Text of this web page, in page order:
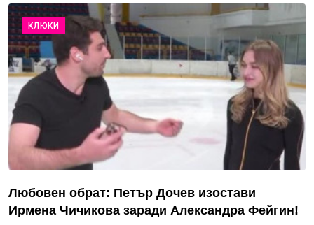
КЛЮКИ
Любовен обрат: Петър Дочев изостави
Ирмена Чичикова заради Александра Фейгин!